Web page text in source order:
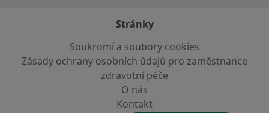
Stránky
Soukromí a soubory cookies
Zásady ochrany osobních údajů pro zaměstnance
zdravotní péče
O nás
Kontakt